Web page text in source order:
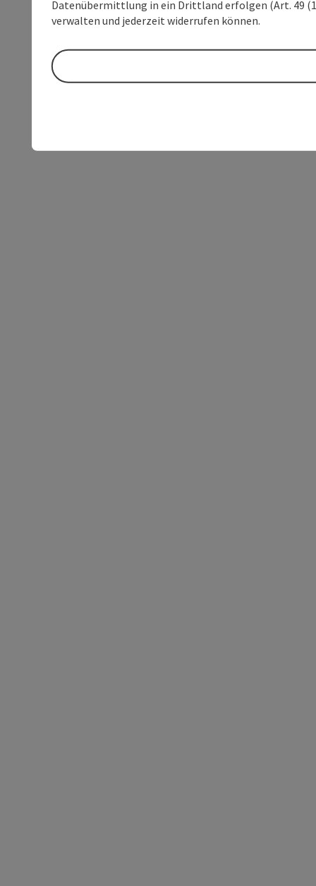
Datenübermittlung in ein Drittland erfolgen (Art. 49
verwalten und jederzeit widerrufen können.